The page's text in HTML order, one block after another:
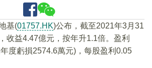
基(01757.HK)公布，截至2021年3月31
收益4.47億元，按年升1.1倍。盈利
度虧損2574.6萬元)，每股盈利0.05